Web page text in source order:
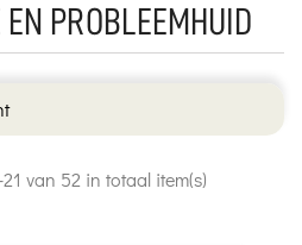
EN PROBLEEMHUID
21 van 52 in totaal item(s)